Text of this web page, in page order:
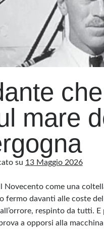
mare
su 13 Maggio 2026
Novecento come una
fermo davanti alle coste
respinto da tutti. E
a opporsi alla